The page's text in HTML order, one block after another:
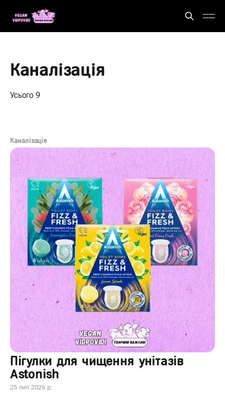
Каналізація
Усього 9
Каналізація
Пігулки для чищення унітазів
Astonish
25 лип 2026 р.